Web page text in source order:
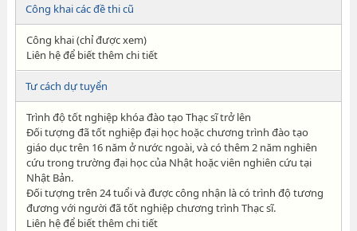
Công khai các đề thi cũ
Công khai (chỉ được xem)
Liên hệ để biết thêm chi tiết
Tư cách dự tuyển
Trình độ tốt nghiệp khóa đào tạo Thạc sĩ trở lên
Đối tượng đã tốt nghiệp đại học hoặc chương trình đào tạo
giáo dục trên 16 năm ở nước ngoài, và có thêm 2 năm nghiên
cứu trong trường đại học của Nhật hoặc viên nghiên cứu tại
Nhật Bản.
Đối tượng trên 24 tuổi và được công nhận là có trình độ tương
đương với người đã tốt nghiệp chương trình Thạc sĩ.
Liên hệ để biết thêm chi tiết